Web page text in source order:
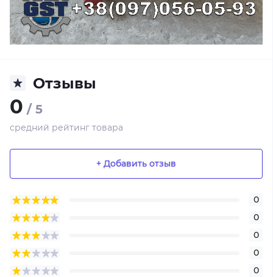
Отзывы
0 / 5
средний рейтинг товара
+ Добавить отзыв
0
0
0
0
0